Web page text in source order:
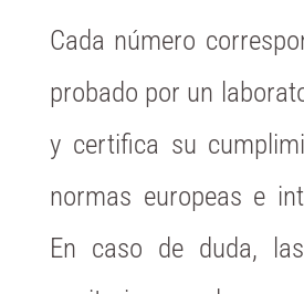
Cada número
probado por un
y certifica su
normas europeas e
En caso de duda,